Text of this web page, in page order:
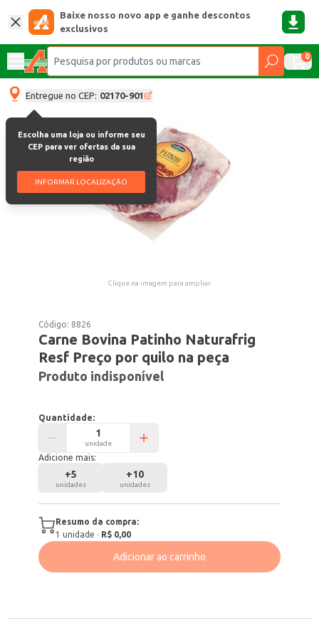
Baixe nosso novo app e ganhe descontos
exclusivos
0
Entregue no CEP: 02170-901
Escolha uma loja ou informe seu
CEP para ver ofertas da sua
região
INFORMAR LOCALIZAÇÃO
Clique na imagem para ampliar.
Código: 8826
Carne Bovina Patinho Naturafrig
Resf Preço por quilo na peça
Produto indisponível
Quantidade:
unidade
Adicione mais:
+5
unidades
+10
unidades
Resumo da compra:
1 unidade · R$ 0,00
Adicionar ao carrinho